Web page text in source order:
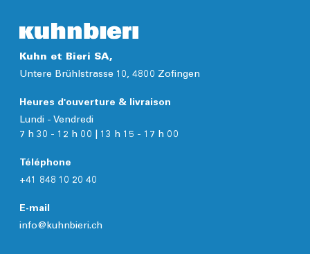
Kuhn et Bieri SA,
Untere Brühlstrasse 10, 4800 Zofingen
Heures d'ouverture & livraison
Lundi - Vendredi
7 h 30 - 12 h 00 | 13 h 15 - 17 h 00
Téléphone
+41 848 10 20 40
E-mail
info@kuhnbieri.ch